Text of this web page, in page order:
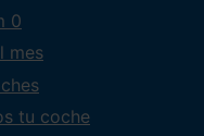
0
mes
tu coche